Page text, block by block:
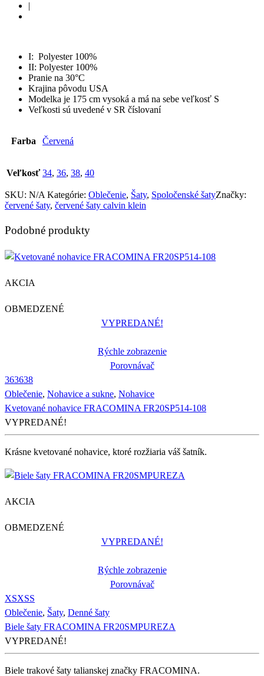
|
I: Polyester 100%
II: Polyester 100%
Pranie na 30°C
Krajina pôvodu USA
Modelka je 175 cm vysoká a má na sebe veľkosť S
Veľkosti sú uvedené v SR číslovaní
Farba Červená
Veľkosť 34, 36, 38, 40
SKU: N/A Kategórie: Oblečenie, Šaty, Spoločenské šatyZnačky:
červené šaty, červené šaty calvin klein
Podobné produkty
AKCIA
OBMEDZENÉ
VYPREDANÉ!
Rýchle zobrazenie
Porovnávač
363638
Oblečenie, Nohavice a sukne, Nohavice
Kvetované nohavice FRACOMINA FR20SP514-108
VYPREDANÉ!
Krásne kvetované nohavice, ktoré rozžiaria váš šatník.
AKCIA
OBMEDZENÉ
VYPREDANÉ!
Rýchle zobrazenie
Porovnávač
XSXSS
Oblečenie, Šaty, Denné šaty
Biele šaty FRACOMINA FR20SMPUREZA
VYPREDANÉ!
Biele trakové šaty talianskej značky FRACOMINA.